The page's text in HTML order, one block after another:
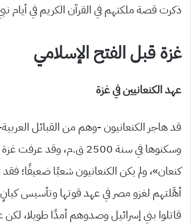
ذكرت قصة ملكتهم في القرآن الكريم في أيام
غزة قبل الفتح الإسلامي
عهد الكنعانيين في غزة
قد هاجر الكنعانيون -وهم من القبائل
وسكنوها في سنة 2500 ق.م، وقد
كنعان»، ولم يكن الكنعانيون شعبًا ضعيفًا؛ فقد
أهَّلتهم لغزو مصر في عهد قوتها وتأسيس
قاتلوا بني إسرائيل وصدوهم أمدًا طويلا،